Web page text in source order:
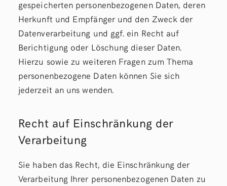
gespeicherten personenbezogenen Daten, deren
Herkunft und Empfänger und den Zweck der
Datenverarbeitung und ggf. ein Recht auf
Berichtigung oder Löschung dieser Daten.
Hierzu sowie zu weiteren Fragen zum Thema
personenbezogene Daten können Sie sich
jederzeit an uns wenden.
Recht auf Einschränkung der
Verarbeitung
Sie haben das Recht, die Einschränkung der
Verarbeitung Ihrer personenbezogenen Daten zu